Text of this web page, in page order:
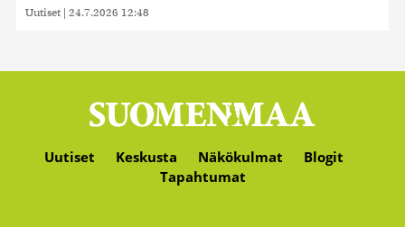
Uutiset | 24.7.2026 12:48
Uutiset Keskusta Näkökulmat
Blogit
Tapahtumat